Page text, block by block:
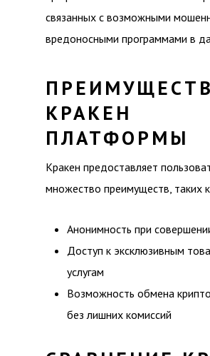
связанных с возможными
вредоносными программами в
КРАКЕН
ПЛАТФОРМЫ
Кракен предоставляет
множество преимуществ, таких
Анонимность при
Доступ к эксклюзивным
услугам
Возможность обмена
без лишних комиссий